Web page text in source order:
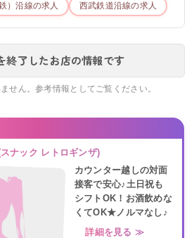
）沿線の求人 西武鉄道沿線の求人
終了したお店の情報です
せん。参考情報としてご覧ください。
ナック レトロギンザ)
カウンター越しの対面
接客で安心♪土日祝も
シフトOK！お酒飲めな
くてOK★ノルマなし♪
詳細を見る ≫